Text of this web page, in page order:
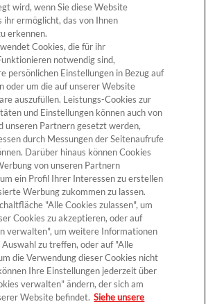
wird, wenn Sie diese Website
ihr ermöglicht, das von Ihnen
erkennen.
Cookies, die für ihr
notwendig sind,
persönlichen Einstellungen in Bezug auf
oder um die auf unserer Website
auszufüllen. Leistungs-Cookies zur
und Einstellungen können auch von
unseren Partnern gesetzt werden,
durch Messungen der Seitenaufrufe
Darüber hinaus können Cookies
von unseren Partnern
ein Profil Ihrer Interessen zu erstellen
Werbung zukommen zu lassen.
"Alle Cookies zulassen", um
Cookies zu akzeptieren, oder auf
verwalten", um weitere Informationen
zu treffen, oder auf "Alle
die Verwendung dieser Cookies nicht
Ihre Einstellungen jederzeit über
verwalten" ändern, der sich am
Website befindet. Siehe unsere